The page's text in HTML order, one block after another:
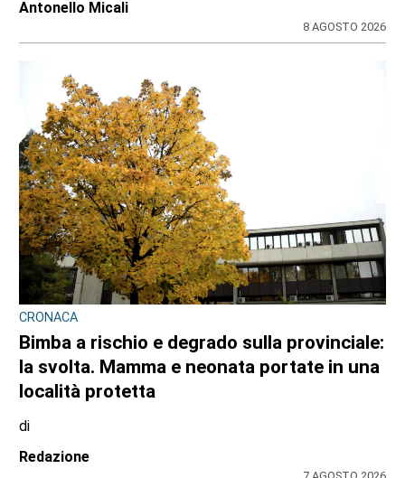
di
Redazione
BANDO REGIONALE PER IL 2026-2027
Nidi comunali in Piemonte: i Comuni
beneficiari di 1,5 milioni per ampliare gli
orari a costo zero per le famiglie
di